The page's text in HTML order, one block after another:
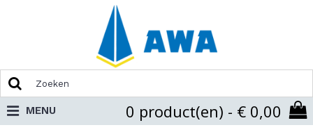
0 product(en) - € 0,00
MENU